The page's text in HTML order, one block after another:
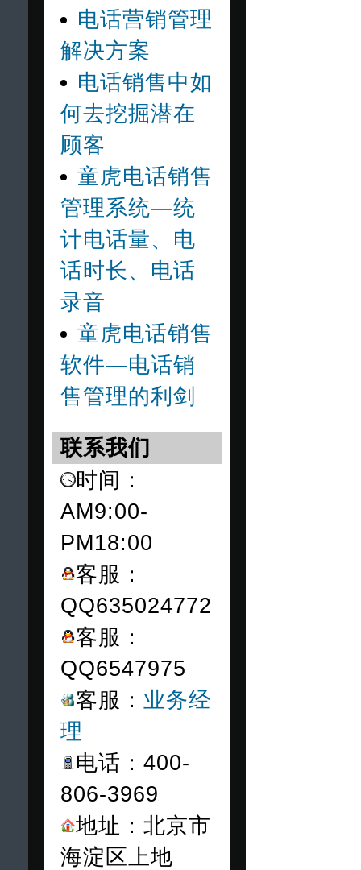
电话营销管理
解决方案
电话销售中如
何去挖掘潜在
顾客
童虎电话销售
管理系统—统
计电话量、电
话时长、电话
录音
童虎电话销售
软件—电话销
售管理的利剑
联系我们
时间：
AM9:00-
PM18:00
客服：
QQ635024772
客服：
QQ6547975
客服： 业务经
理
电话：400-
806-3969
地址：北京市
海淀区上地